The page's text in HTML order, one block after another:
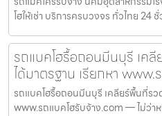
โฮให้เช่า บริการครบวงจร ทั่วไทย 24
รถแบคโฮรื้อถอนมีนบุรี เค
ได้มาตรฐาน เรียกหา
รถแบคโฮรื้อถอนมีนบุรี เคลียร์พื้นที่รว
www.รถแบคโฮรับจ้าง.com — ไม่ว่า